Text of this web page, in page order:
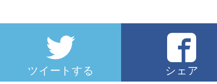
ツイートする シェア